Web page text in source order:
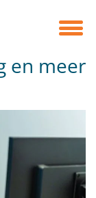
en meer